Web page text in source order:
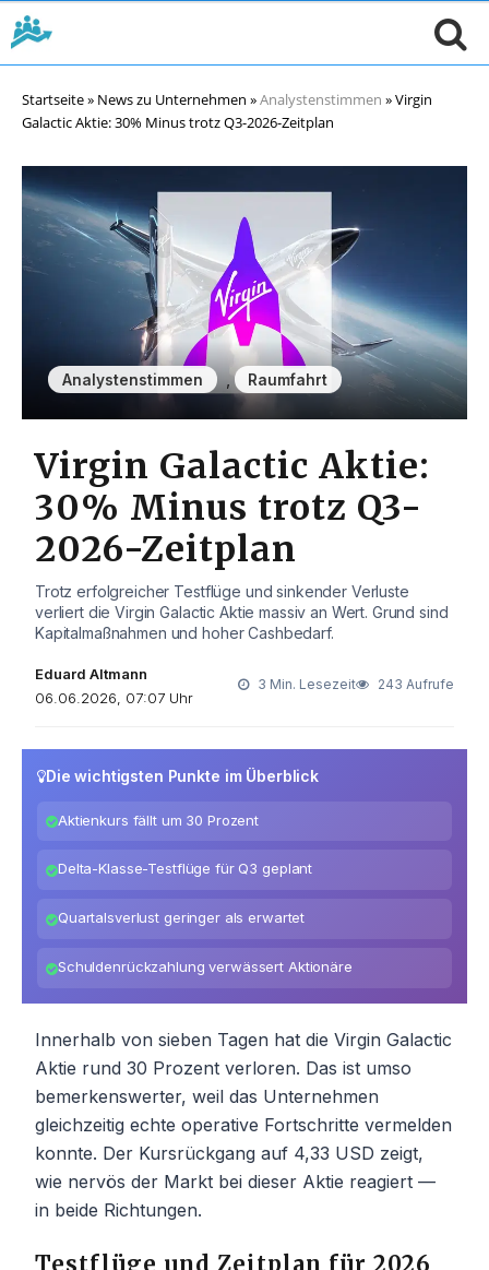
Startseite» News zu Unternehmen »Analystenstimmen »Virgin
Galactic Aktie: 30% Minus trotz Q3-2026-Zeitplan
Analystenstimmen , Raumfahrt
Virgin Galactic Aktie:
30% Minus trotz Q3-
2026-Zeitplan
Trotz erfolgreicher Testflüge und sinkender Verluste
verliert die Virgin Galactic Aktie massiv an Wert. Grund sind
Kapitalmaßnahmen und hoher Cashbedarf.
Eduard Altmann
06.06.2026, 07:07 Uhr
3 Min. Lesezeit 243 Aufrufe
Die wichtigsten Punkte im Überblick
Aktienkurs fällt um 30 Prozent
Delta-Klasse-Testflüge für Q3 geplant
Quartalsverlust geringer als erwartet
Schuldenrückzahlung verwässert Aktionäre
Innerhalb von sieben Tagen hat die Virgin Galactic
Aktie rund 30 Prozent verloren. Das ist umso
bemerkenswerter, weil das Unternehmen
gleichzeitig echte operative Fortschritte vermelden
konnte. Der Kursrückgang auf 4,33 USD zeigt,
wie nervös der Markt bei dieser Aktie reagiert —
in beide Richtungen.
Testflüge und Zeitplan für 2026